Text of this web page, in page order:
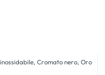
Cromato nero, Oro